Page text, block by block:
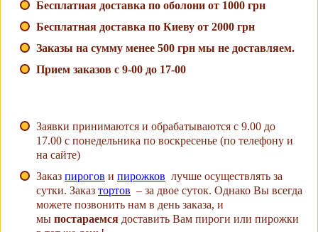
Бесплатная доставка по оболони от 1000 грн
Бесплатная доставка по Киеву от 2000 грн
Заказы на сумму менее 500 грн мы не доставляем.
Прием заказов с 9-00 до 17-00
Заявки принимаются и обрабатываются с 9.00 до
17.00 с понедельника по воскресенье (по телефону и
на сайте)
Заказ пирогов и пирожков лучше осуществлять за
сутки. Заказ тортов – за двое суток. Однако Вы всегда
можете позвонить нам в день заказа, и
мы постараемся доставить Вам пироги или пирожки